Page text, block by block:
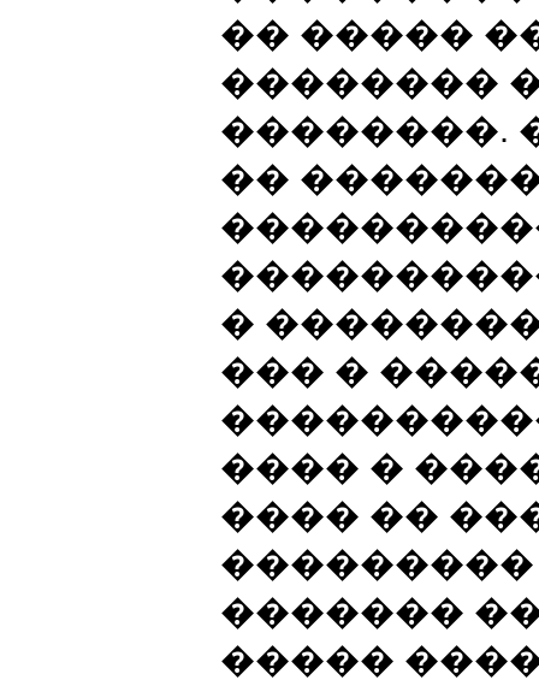
�� �����
��������
��������.
��
�
��� �
���� �
���� ��
���������
�������
�����